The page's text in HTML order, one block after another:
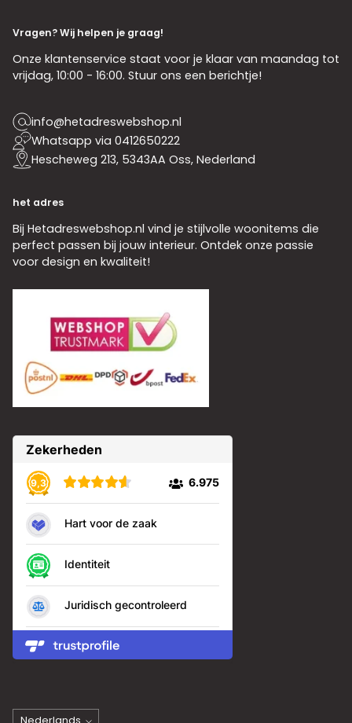
Vragen? Wij helpen je graag!
Onze klantenservice staat voor je klaar van maandag tot
vrijdag, 10:00 - 16:00. Stuur ons een berichtje!
info@hetadreswebshop.nl
Whatsapp via 0412650222
Hescheweg 213, 5343AA Oss, Nederland
het adres
Bij Hetadreswebshop.nl vind je stijlvolle woonitems die
perfect passen bij jouw interieur. Ontdek onze passie
voor design en kwaliteit!
Taal